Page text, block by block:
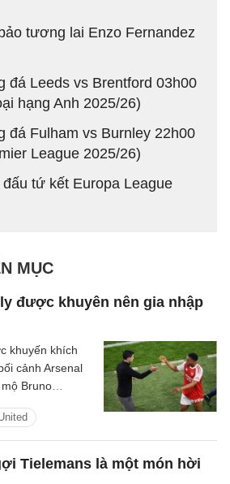
tương lai Enzo Fernandez
đá Leeds vs Brentford 03h00
hạng Anh 2025/26)
đá Fulham vs Burnley 22h00
League 2025/26)
tứ kết Europa League
MỤC
được khuyên nên gia nhập
khuyến khích
cảnh Arsenal
Bruno
Tielemans là một món hời